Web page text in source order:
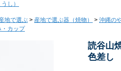
し）
地で選ぶ > 産地で選ぶ器（焼物） > 沖縄の
・カップ
読谷山
色差し